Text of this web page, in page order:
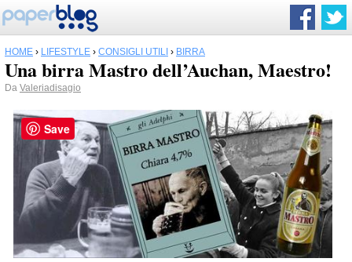
HOME › LIFESTYLE › CONSIGLI UTILI › BIRRA
Una birra Mastro dell’Auchan, Maestro!
Da Valeriadisagio
Save